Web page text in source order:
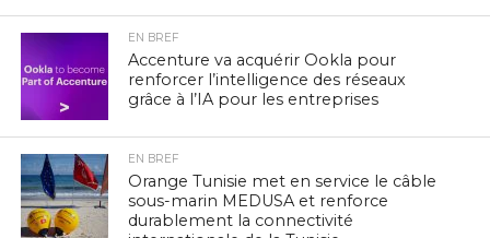
EN BREF
Accenture va acquérir Ookla pour
renforcer l’intelligence des réseaux
grâce à l’IA pour les entreprises
EN BREF
Orange Tunisie met en service le câble
sous-marin MEDUSA et renforce
durablement la connectivité